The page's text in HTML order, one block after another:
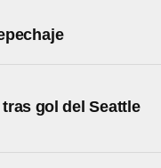
gol del Seattle